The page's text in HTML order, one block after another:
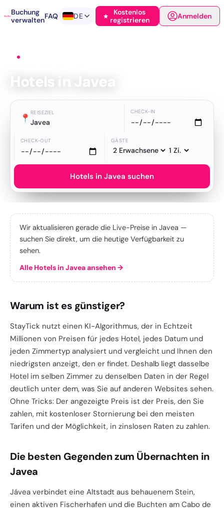
Buchung
verwaltenFAQ DE
Kostenlos
registrieren
Anmelden
Hotels in Javea
📍 REISEZIEL
Javea
CHECK-IN
CHECK-OUT GÄSTE
Hotels in Javea suchen
Wir aktualisieren gerade die Live-Preise in Javea —
suchen Sie direkt, um die heutige Verfügbarkeit zu
sehen.
Alle Hotels in Javea ansehen →
Warum ist es günstiger?
StayTick nutzt einen KI-Algorithmus, der in Echtzeit
Millionen von Preisen für jedes Hotel, jedes Datum und
jeden Zimmertyp analysiert und vergleicht und Ihnen den
niedrigsten anzeigt, den er findet. Deshalb liegt dasselbe
Hotel im selben Zimmer zu denselben Daten in der Regel
deutlich unter dem, was Sie auf anderen Websites sehen.
Ohne Tricks: Der angezeigte Preis ist der Preis, den Sie
zahlen, mit kostenloser Stornierung bei den meisten
Tarifen und der Möglichkeit, in zinslosen Raten zu zahlen.
Die besten Gegenden zum Übernachten in
Javea
Jávea verbindet eine Altstadt aus behauenem Stein,
einen aktiven Fischerhafen und die Buchten am Cabo de